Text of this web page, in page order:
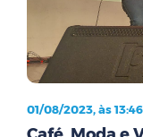
01/08/2023, às 13:46